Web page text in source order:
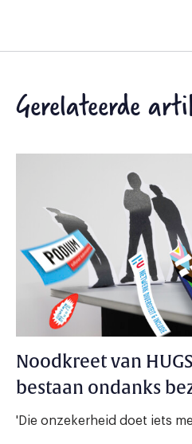
Gerelateerde
Noodkreet van
bestaan ondanks
'Die onzekerheid doet iets